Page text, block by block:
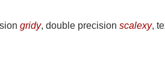
gridy, double precision scalexy,